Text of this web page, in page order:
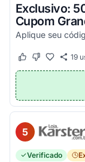
Exclusivo:
Cupom
Este cupom
Este cupom
19
5
Verificado